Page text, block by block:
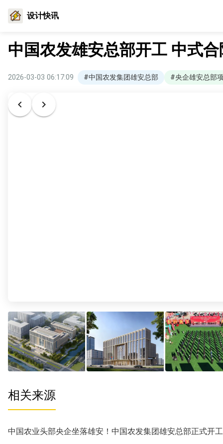
设计快讯
中国农发雄安总部开工 中式
2026-03-03 06:17:09 #中国农发集团雄安总部 #央企雄安总部
相关来源
中国农业头部央企坐落雄安！中国农发集团雄安总部正式开